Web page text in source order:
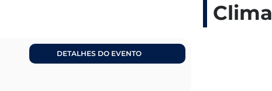
DETALHES DO EVENTO
Clima